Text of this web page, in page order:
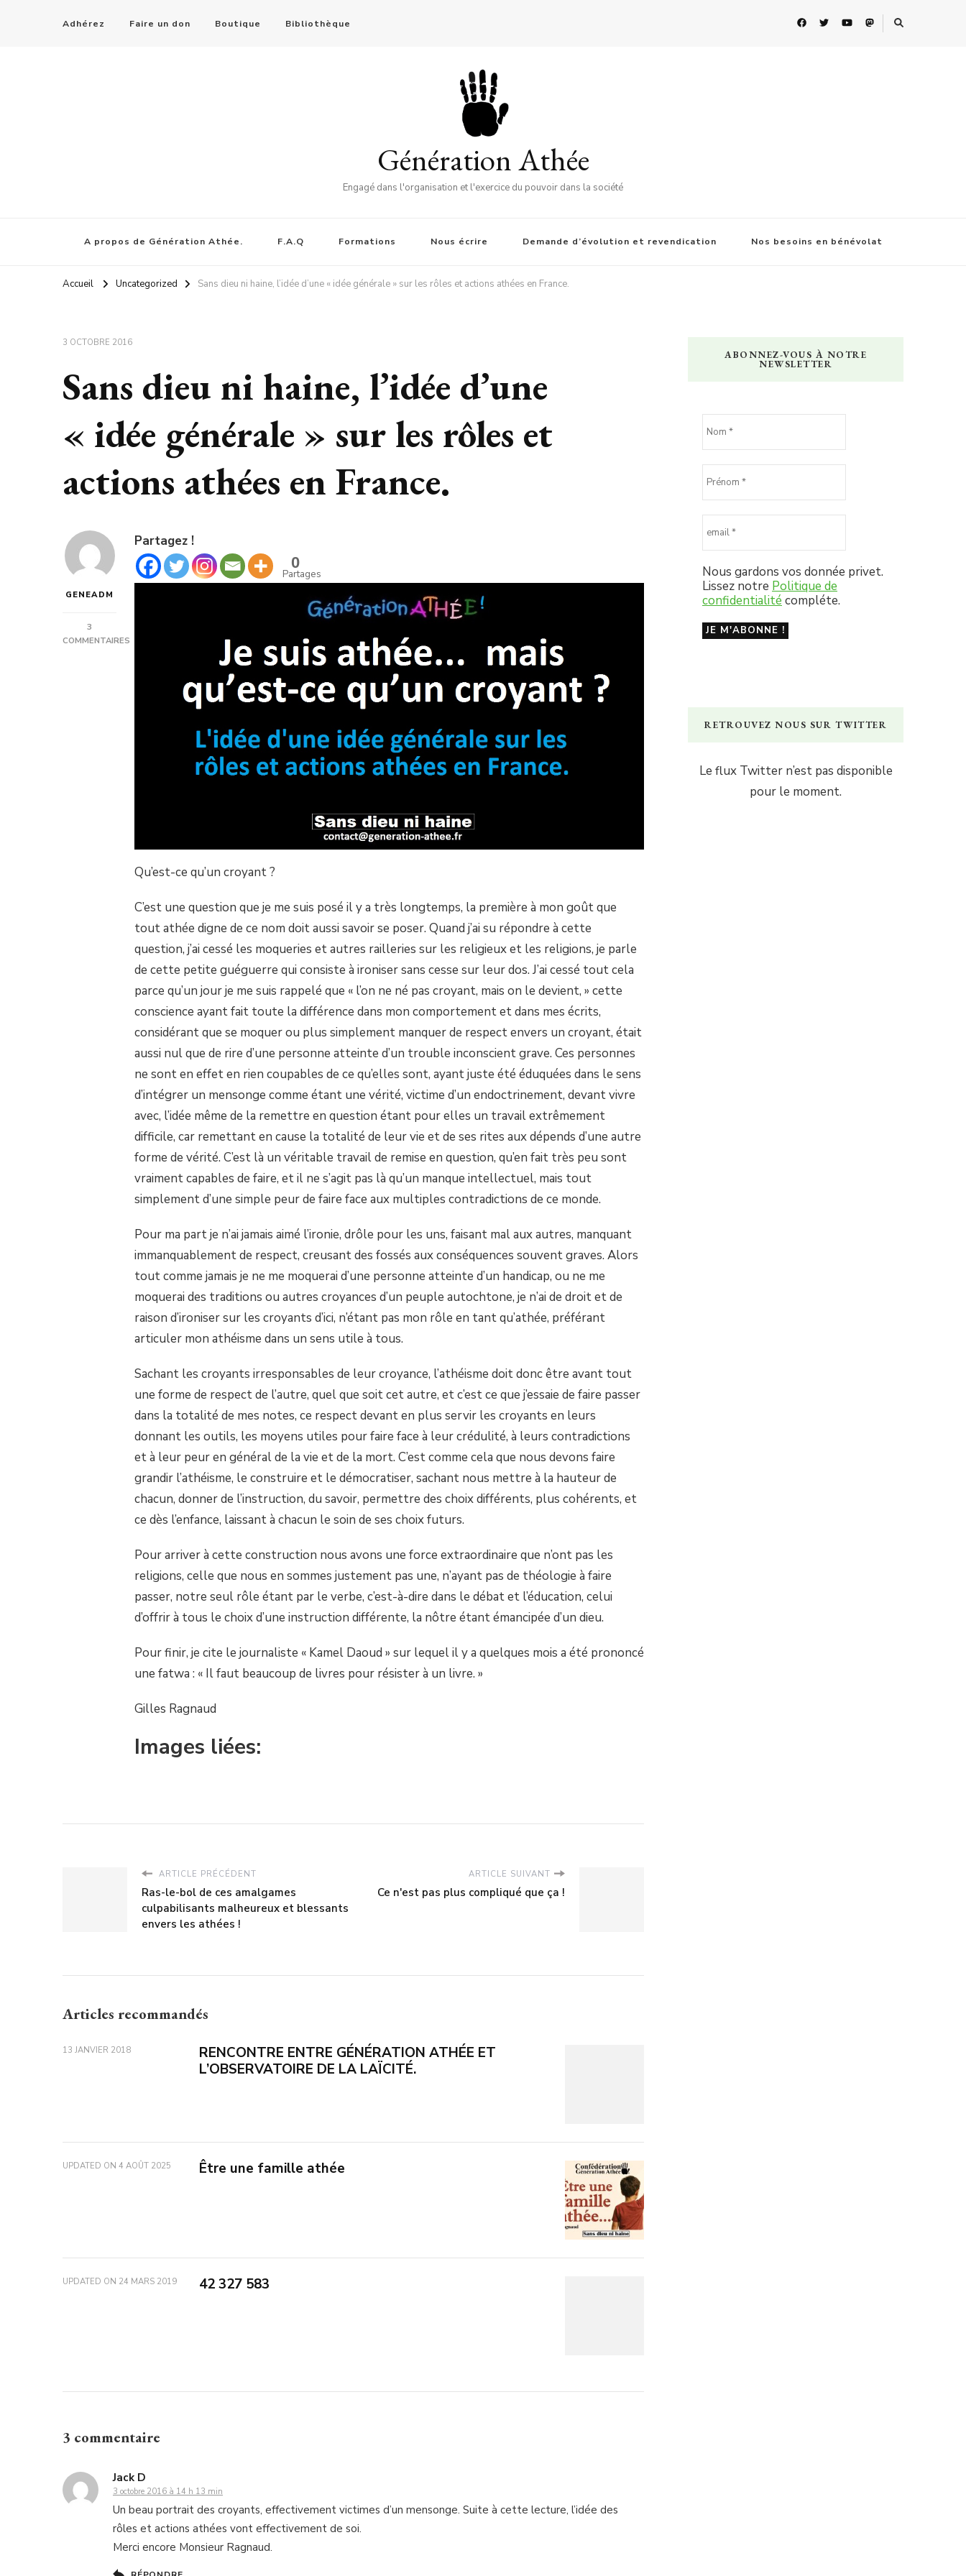
Adhérez Faire un don Boutique Bibliothèque
Génération Athée
Engagé dans l'organisation et l'exercice du pouvoir dans la société
A propos de Génération Athée. F.A.Q Formations Nous écrire Demande d’évolution et revendication Nos besoins en bénévolat
Accueil Uncategorized Sans dieu ni haine, l’idée d’une « idée générale » sur les rôles et actions athées en France.
3 OCTOBRE 2016
Sans dieu ni haine, l’idée d’une
« idée générale » sur les rôles et
actions athées en France.
GENEADM
3
COMMENTAIRES
Partagez !
0
Partages
Qu’est-ce qu’un croyant ?
C’est une question que je me suis posé il y a très longtemps, la première à mon goût que
tout athée digne de ce nom doit aussi savoir se poser. Quand j’ai su répondre à cette
question, j’ai cessé les moqueries et autres railleries sur les religieux et les religions, je parle
de cette petite guéguerre qui consiste à ironiser sans cesse sur leur dos. J’ai cessé tout cela
parce qu’un jour je me suis rappelé que « l’on ne né pas croyant, mais on le devient, » cette
conscience ayant fait toute la différence dans mon comportement et dans mes écrits,
considérant que se moquer ou plus simplement manquer de respect envers un croyant, était
aussi nul que de rire d’une personne atteinte d’un trouble inconscient grave. Ces personnes
ne sont en effet en rien coupables de ce qu’elles sont, ayant juste été éduquées dans le sens
d’intégrer un mensonge comme étant une vérité, victime d’un endoctrinement, devant vivre
avec, l’idée même de la remettre en question étant pour elles un travail extrêmement
difficile, car remettant en cause la totalité de leur vie et de ses rites aux dépends d’une autre
forme de vérité. C’est là un véritable travail de remise en question, qu’en fait très peu sont
vraiment capables de faire, et il ne s’agit pas là qu’un manque intellectuel, mais tout
simplement d’une simple peur de faire face aux multiples contradictions de ce monde.
Pour ma part je n’ai jamais aimé l’ironie, drôle pour les uns, faisant mal aux autres, manquant
immanquablement de respect, creusant des fossés aux conséquences souvent graves. Alors
tout comme jamais je ne me moquerai d’une personne atteinte d’un handicap, ou ne me
moquerai des traditions ou autres croyances d’un peuple autochtone, je n’ai de droit et de
raison d’ironiser sur les croyants d’ici, n’étant pas mon rôle en tant qu’athée, préférant
articuler mon athéisme dans un sens utile à tous.
Sachant les croyants irresponsables de leur croyance, l’athéisme doit donc être avant tout
une forme de respect de l’autre, quel que soit cet autre, et c’est ce que j’essaie de faire passer
dans la totalité de mes notes, ce respect devant en plus servir les croyants en leurs
donnant les outils, les moyens utiles pour faire face à leur crédulité, à leurs contradictions
et à leur peur en général de la vie et de la mort. C’est comme cela que nous devons faire
grandir l’athéisme, le construire et le démocratiser, sachant nous mettre à la hauteur de
chacun, donner de l’instruction, du savoir, permettre des choix différents, plus cohérents, et
ce dès l’enfance, laissant à chacun le soin de ses choix futurs.
Pour arriver à cette construction nous avons une force extraordinaire que n’ont pas les
religions, celle que nous en sommes justement pas une, n’ayant pas de théologie à faire
passer, notre seul rôle étant par le verbe, c’est-à-dire dans le débat et l’éducation, celui
d’offrir à tous le choix d’une instruction différente, la nôtre étant émancipée d’un dieu.
Pour finir, je cite le journaliste « Kamel Daoud » sur lequel il y a quelques mois a été prononcé
une fatwa : « Il faut beaucoup de livres pour résister à un livre. »
Gilles Ragnaud
Images liées:
ARTICLE PRÉCÉDENT
Ras-le-bol de ces amalgames
culpabilisants malheureux et blessants
envers les athées !
ARTICLE SUIVANT
Ce n'est pas plus compliqué que ça !
Articles recommandés
13 JANVIER 2018
RENCONTRE ENTRE GÉNÉRATION ATHÉE ET
L’OBSERVATOIRE DE LA LAÏCITÉ.
UPDATED ON 4 AOÛT 2025 Être une famille athée
UPDATED ON 24 MARS 2019 42 327 583
3 commentaire
Jack D
3 octobre 2016 à 14 h 13 min
Un beau portrait des croyants, effectivement victimes d’un mensonge. Suite à cette lecture, l’idée des
rôles et actions athées vont effectivement de soi.
Merci encore Monsieur Ragnaud.
ABONNEZ-VOUS À NOTRE
NEWSLETTER
Nous gardons vos donnée privet.
Lissez notre Politique de
confidentialité compléte.
RETROUVEZ NOUS SUR TWITTER
Le flux Twitter n’est pas disponible
pour le moment.